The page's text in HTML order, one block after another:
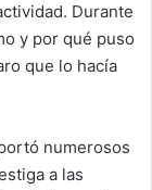
Durante
y por qué puso
que lo hacía
numerosos
a las